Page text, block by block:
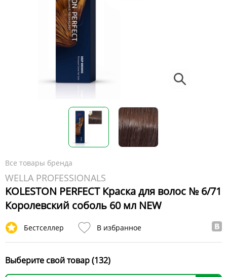
Все товары бренда
WELLA PROFESSIONALS
KOLESTON PERFECT Краска для волос № 6/71
Королевский соболь 60 мл NEW
Бестселлер В избранное
Выберите свой товар (132)